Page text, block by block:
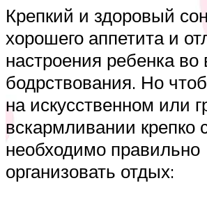
Крепкий и здоровый
хорошего аппетита и
настроения ребенка во
бодрствования. Но
на искусственном или
вскармливании крепко
необходимо правильно
организовать отдых: